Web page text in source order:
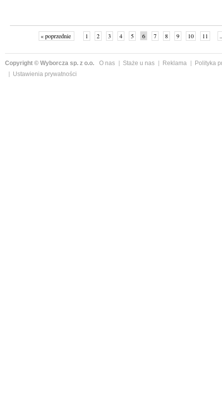
« poprzednie 1 2 3 4 5 6 7 8 9 10 11
Copyright © Wyborcza sp. z o.o. O nas Staże u nas Reklama
Polityka
Ustawienia prywatności